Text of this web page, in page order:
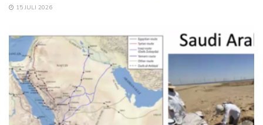
15 JULI 2026